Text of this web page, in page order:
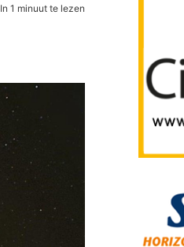
In 1 minuut te lezen